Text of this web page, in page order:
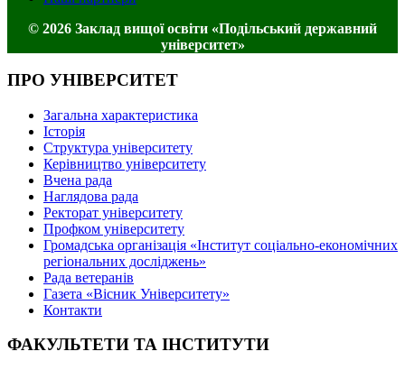
© 2026 Заклад вищої освіти «Подільський державний
університет»
ПРО УНІВЕРСИТЕТ
Загальна характеристика
Історія
Структура університету
Керівництво університету
Вчена рада
Наглядова рада
Ректорат університету
Профком університету
Громадська організація «Інститут соціально-економічних
регіональних досліджень»
Рада ветеранів
Газета «Вісник Університету»
Контакти
ФАКУЛЬТЕТИ ТА ІНСТИТУТИ